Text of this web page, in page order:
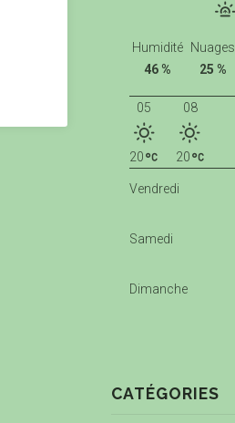
Humidité
46 %
Nuages
25 %
05
20
08
20
Vendredi
Samedi
Dimanche
CATÉGORIES